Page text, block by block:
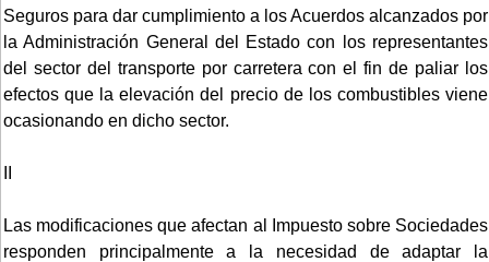
Seguros para dar cumplimiento a los Acuerdos alcanzados por
la Administración General del Estado con los representantes
del sector del transporte por carretera con el fin de paliar los
efectos que la elevación del precio de los combustibles viene
ocasionando en dicho sector.
Las modificaciones que afectan al Impuesto sobre Sociedades
responden principalmente a la necesidad de adaptar la